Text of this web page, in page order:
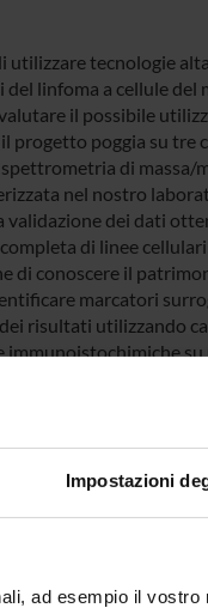
Impostazioni
ad esempio il
utilizzare tecnologie
linfoma a cellule
il possibile
progetto poggia su
di
nel nostro
validazione dei dati
di linee
di conoscere il
marcatori
risultati utilizzando
il terzo consiste
RICATENEO